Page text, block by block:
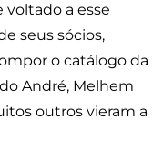
a esse
seus sócios,
o catálogo da
André, Melhem
outros vieram a